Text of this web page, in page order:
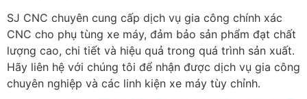
SJ CNC chuyên cung cấp dịch vụ gia công chính xác
CNC cho phụ tùng xe máy, đảm bảo sản phẩm đạt chất
lượng cao, chi tiết và hiệu quả trong quá trình sản xuất.
Hãy liên hệ với chúng tôi để nhận được dịch vụ gia công
chuyên nghiệp và các linh kiện xe máy tùy chỉnh.